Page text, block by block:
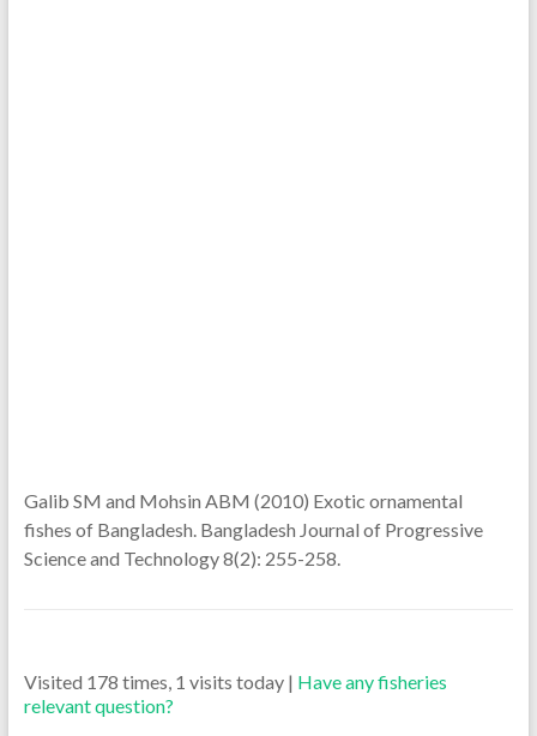
Galib SM and Mohsin ABM (2010) Exotic ornamental
fishes of Bangladesh. Bangladesh Journal of Progressive
Science and Technology 8(2): 255-258.
Visited 178 times, 1 visits today | Have any fisheries
relevant question?